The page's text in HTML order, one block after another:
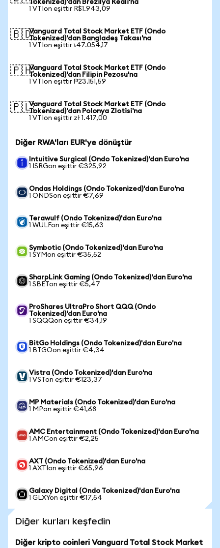
Tokenized)'dan Brezilya Reali'na
1 VTIon eşittir R$1.943,09
🇧🇩Vanguard Total Stock Market ETF (Ondo
Tokenized)'dan Bangladeş Takası'na
1 VTIon eşittir ৳47.054,17
🇵🇭Vanguard Total Stock Market ETF (Ondo
Tokenized)'dan Filipin Pezosu'na
1 VTIon eşittir ₱23.151,59
🇵🇱Vanguard Total Stock Market ETF (Ondo
Tokenized)'dan Polonya Zlotisi'na
1 VTIon eşittir zł 1.417,00
Diğer RWA'ları EUR'ye dönüştür
Intuitive Surgical (Ondo Tokenized)'dan Euro'na
1 ISRGon eşittir €325,92
Ondas Holdings (Ondo Tokenized)'dan Euro'na
1 ONDSon eşittir €7,69
Terawulf (Ondo Tokenized)'dan Euro'na
1 WULFon eşittir €15,63
Symbotic (Ondo Tokenized)'dan Euro'na
1 SYMon eşittir €35,52
SharpLink Gaming (Ondo Tokenized)'dan Euro'na
1 SBETon eşittir €5,47
ProShares UltraPro Short QQQ (Ondo
Tokenized)'dan Euro'na
1 SQQQon eşittir €34,19
BitGo Holdings (Ondo Tokenized)'dan Euro'na
1 BTGOon eşittir €4,34
Vistra (Ondo Tokenized)'dan Euro'na
1 VSTon eşittir €123,37
MP Materials (Ondo Tokenized)'dan Euro'na
1 MPon eşittir €41,68
AMC Entertainment (Ondo Tokenized)'dan Euro'na
1 AMCon eşittir €2,25
AXT (Ondo Tokenized)'dan Euro'na
1 AXTIon eşittir €65,96
Galaxy Digital (Ondo Tokenized)'dan Euro'na
1 GLXYon eşittir €17,54
Diğer kurları keşfedin
Diğer kripto coinleri Vanguard Total Stock Market